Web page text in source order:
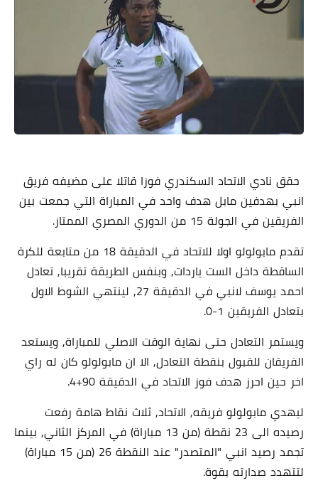
حقق نادي الاتحاد السكندري فوزا قاتلا على مضيفه فريق
انبي بهدفين مابل هدف واحد في المباراة التي جمعت بين
الفريقين في الجولة 15 من الدوري المصري الممتاز.
تقدم مابولولو اولا للاتحاد في الدقيقة 18 من متابعة للكرة
الساقطة داخل الست ياردات, وبنفس الطريقة تقريبا, تعادل
احمد يوسف لانبي في الدقيقة 27, لينتهي الشوط الاول
بتعادل الفريقين 1-0.
ويستمر التعادل حتى نهاية الوقت الاصلي للمباراة, ويستعد
الفريقان للقبول بنقطة التعادل, الا ان مابولولو كان له راي
اخر حين احرز هدف فوز الاتحاد في الدقيقة 90+4.
ليهدي مابولولو فريقه, الاتحاد, ثلاث نقاط هامة رفعت
رصيده الى 23 نقطة (من 13 مباراة) في المركز الثاني, بينما
تجمد رصيد انبي "المتصدر" عند النقطة 26 (من 15 مباراة)
لتتهدد صدارته بقوة.